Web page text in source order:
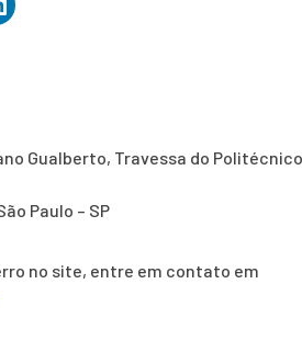
Gualberto, Travessa do
Paulo – SP
no site, entre em contato em